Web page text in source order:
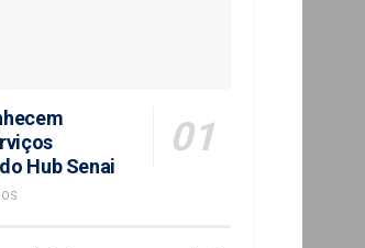
Hub Senai